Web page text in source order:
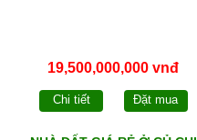
19,500,000,000 vnđ
Chi tiết Đặt mua